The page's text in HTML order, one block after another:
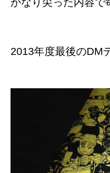
2013年度最後のDM